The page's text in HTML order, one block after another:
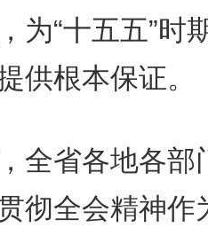
为“十五五”时
供根本保证。
省各地各部
彻全会精神作